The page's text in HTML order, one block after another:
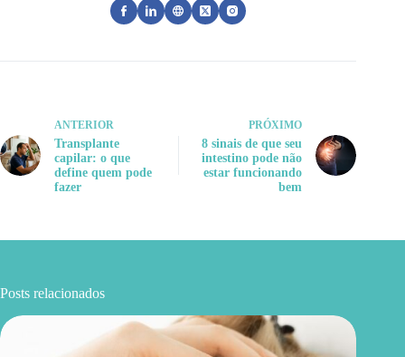
ANTERIOR
Transplante
capilar: o que
define quem pode
fazer
PRÓXIMO
8 sinais de que seu
intestino pode não
estar funcionando
bem
Posts relacionados